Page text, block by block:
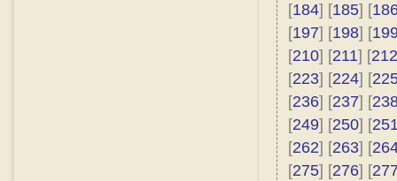
[184] [185] [
[197] [198] [
[210] [211] [212
[223] [224] [
[236] [237] [
[249] [250] [
[262] [263] [
[275] [276] [